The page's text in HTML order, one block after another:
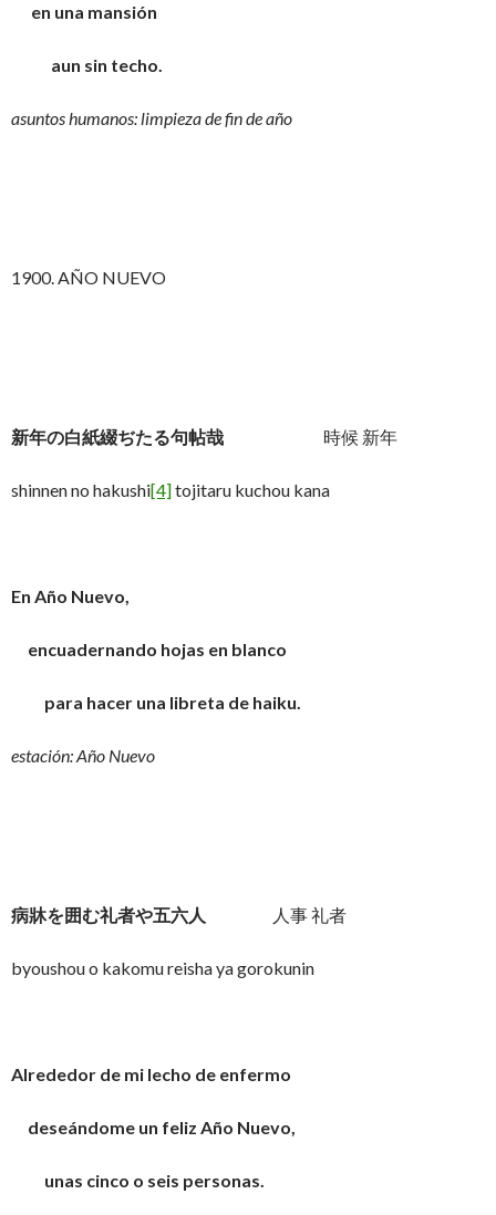
en una mansión
aun sin techo.
asuntos humanos: limpieza de fin de año
1900. AÑO NUEVO
新年の白紙綴ぢたる句帖哉 時候 新年
shinnen no hakushi[4]tojitaru kuchou kana
En Año Nuevo,
encuadernando hojas en blanco
para hacer una libreta de haiku.
estación: Año Nuevo
病牀を囲む礼者や五六人 人事 礼者
byoushou o kakomu reisha ya gorokunin
Alrededor de mi lecho de enfermo
deseándome un feliz Año Nuevo,
unas cinco o seis personas.